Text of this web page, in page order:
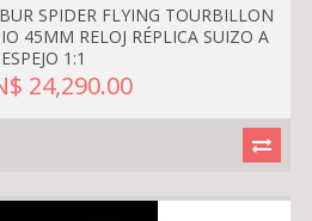
SPIDER FLYING TOURBILLON
45MM RELOJ RÉPLICA SUIZO A
ESPEJO 1:1
24,290.00